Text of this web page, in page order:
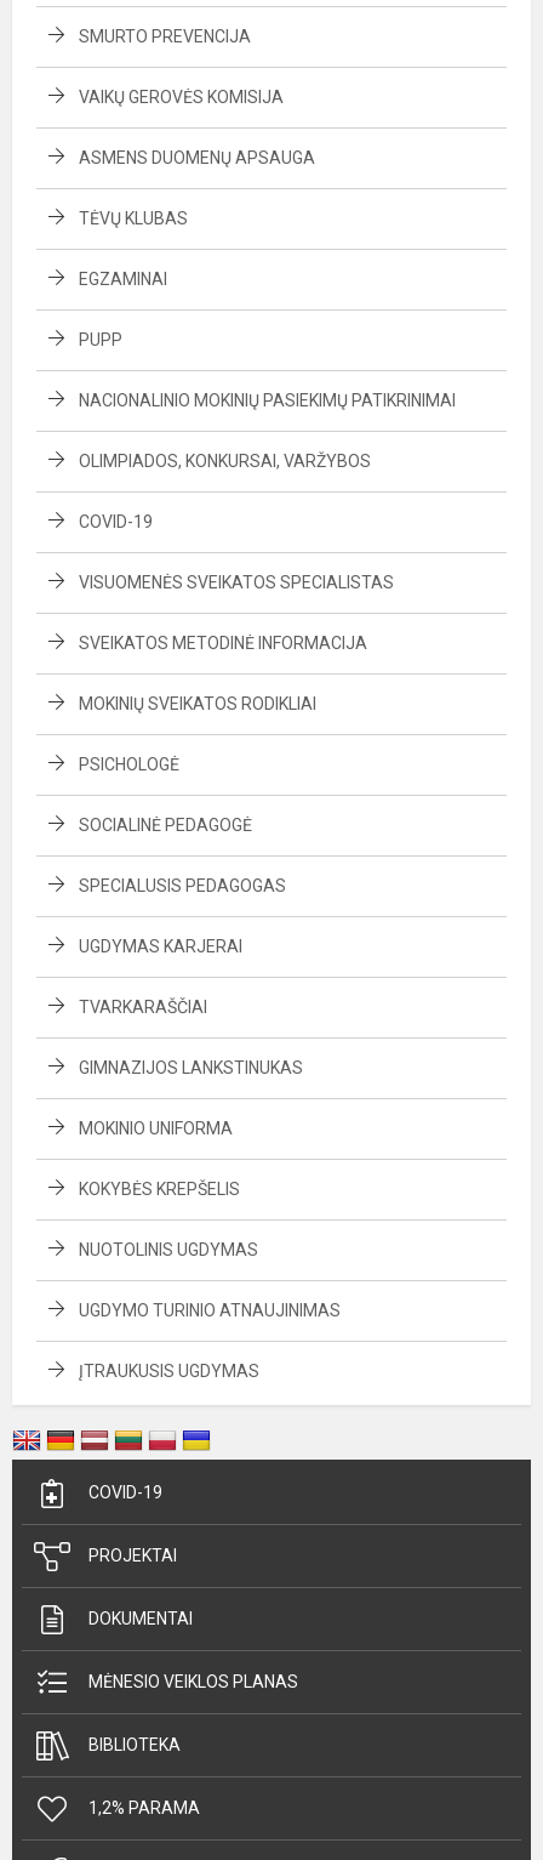
SMURTO PREVENCIJA
VAIKŲ GEROVĖS KOMISIJA
ASMENS DUOMENŲ APSAUGA
TĖVŲ KLUBAS
EGZAMINAI
PUPP
NACIONALINIO MOKINIŲ PASIEKIMŲ PATIKRINIMAI
OLIMPIADOS, KONKURSAI, VARŽYBOS
COVID-19
VISUOMENĖS SVEIKATOS SPECIALISTAS
SVEIKATOS METODINĖ INFORMACIJA
MOKINIŲ SVEIKATOS RODIKLIAI
PSICHOLOGĖ
SOCIALINĖ PEDAGOGĖ
SPECIALUSIS PEDAGOGAS
UGDYMAS KARJERAI
TVARKARAŠČIAI
GIMNAZIJOS LANKSTINUKAS
MOKINIO UNIFORMA
KOKYBĖS KREPŠELIS
NUOTOLINIS UGDYMAS
UGDYMO TURINIO ATNAUJINIMAS
ĮTRAUKUSIS UGDYMAS
COVID-19
PROJEKTAI
DOKUMENTAI
MĖNESIO VEIKLOS PLANAS
BIBLIOTEKA
1,2% PARAMA